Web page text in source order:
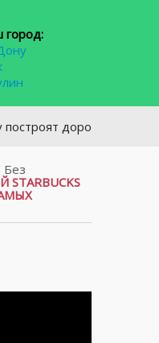
дорогу
Без